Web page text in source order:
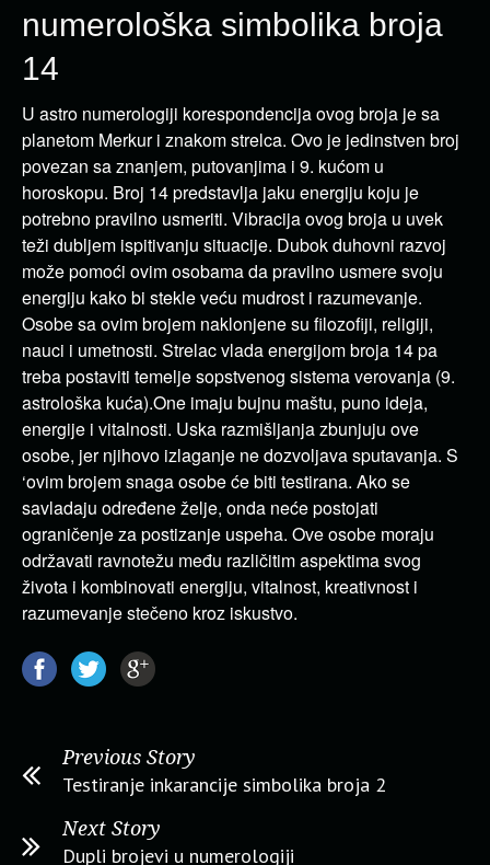
numerološka simbolika broja
14
U astro numerologiji korespondencija ovog broja je sa
planetom Merkur i znakom strelca. Ovo je jedinstven broj
povezan sa znanjem, putovanjima i 9. kućom u
horoskopu. Broj 14 predstavlja jaku energiju koju je
potrebno pravilno usmeriti. Vibracija ovog broja u uvek
teži dubljem ispitivanju situacije. Dubok duhovni razvoj
može pomoći ovim osobama da pravilno usmere svoju
energiju kako bi stekle veću mudrost i razumevanje.
Osobe sa ovim brojem naklonjene su filozofiji, religiji,
nauci i umetnosti. Strelac vlada energijom broja 14 pa
treba postaviti temelje sopstvenog sistema verovanja (9.
astrološka kuća).One imaju bujnu maštu, puno ideja,
energije i vitalnosti. Uska razmišljanja zbunjuju ove
osobe, jer njihovo izlaganje ne dozvoljava sputavanja. S
‘ovim brojem snaga osobe će biti testirana. Ako se
savladaju određene želje, onda neće postojati
ograničenje za postizanje uspeha. Ove osobe moraju
održavati ravnotežu među različitim aspektima svog
života i kombinovati energiju, vitalnost, kreativnost i
razumevanje stečeno kroz iskustvo.
Previous Story
Testiranje inkarancije simbolika broja 2
Next Story
Dupli brojevi u numerologiji